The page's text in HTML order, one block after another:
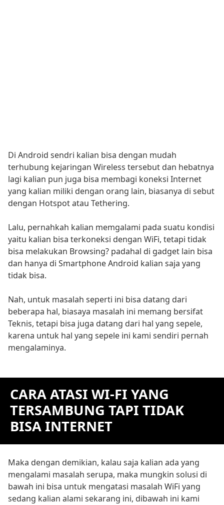
Di Android sendri kalian bisa dengan mudah
terhubung kejaringan Wireless tersebut dan hebatnya
lagi kalian pun juga bisa membagi koneksi Internet
yang kalian miliki dengan orang lain, biasanya di sebut
dengan Hotspot atau Tethering.
Lalu, pernahkah kalian memgalami pada suatu kondisi
yaitu kalian bisa terkoneksi dengan WiFi, tetapi tidak
bisa melakukan Browsing? padahal di gadget lain bisa
dan hanya di Smartphone Android kalian saja yang
tidak bisa.
Nah, untuk masalah seperti ini bisa datang dari
beberapa hal, biasaya masalah ini memang bersifat
Teknis, tetapi bisa juga datang dari hal yang sepele,
karena untuk hal yang sepele ini kami sendiri pernah
mengalaminya.
CARA ATASI WI-FI YANG
TERSAMBUNG TAPI TIDAK
BISA INTERNET
Maka dengan demikian, kalau saja kalian ada yang
mengalami masalah serupa, maka mungkin solusi di
bawah ini bisa untuk mengatasi masalah WiFi yang
sedang kalian alami sekarang ini, dibawah ini kami